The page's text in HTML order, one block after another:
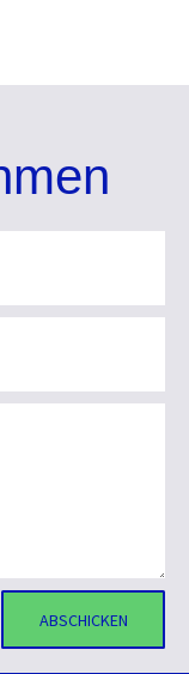
ABSCHICKEN